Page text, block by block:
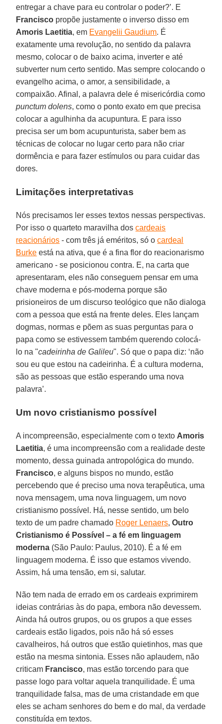
entregar a chave para eu controlar o poder?’. E
Francisco propõe justamente o inverso disso em
Amoris Laetitia, em Evangelii Gaudium. É
exatamente uma revolução, no sentido da palavra
mesmo, colocar o de baixo acima, inverter e até
subverter num certo sentido. Mas sempre colocando o
evangelho acima, o amor, a sensibilidade, a
compaixão. Afinal, a palavra dele é misericórdia como
punctum dolens, como o ponto exato em que precisa
colocar a agulhinha da acupuntura. E para isso
precisa ser um bom acupunturista, saber bem as
técnicas de colocar no lugar certo para não criar
dormência e para fazer estímulos ou para cuidar das
dores.
Limitações interpretativas
Nós precisamos ler esses textos nessas perspectivas.
Por isso o quarteto maravilha doscardeais
reacionários - com três já eméritos, só o cardeal
Burke está na ativa, que é a fina flor do reacionarismo
americano - se posicionou contra. E, na carta que
apresentaram, eles não conseguem pensar em uma
chave moderna e pós-moderna porque são
prisioneiros de um discurso teológico que não dialoga
com a pessoa que está na frente deles. Eles lançam
dogmas, normas e põem as suas perguntas para o
papa como se estivessem também querendo colocá-
lo na "cadeirinha de Galileu". Só que o papa diz: ‘não
sou eu que estou na cadeirinha. É a cultura moderna,
são as pessoas que estão esperando uma nova
palavra’.
Um novo cristianismo possível
A incompreensão, especialmente com o texto Amoris
Laetitia, é uma incompreensão com a realidade deste
momento, dessa guinada antropológica do mundo.
Francisco, e alguns bispos no mundo, estão
percebendo que é preciso uma nova terapêutica, uma
nova mensagem, uma nova linguagem, um novo
cristianismo possível. Há, nesse sentido, um belo
texto de um padre chamado Roger Lenaers,Outro
Cristianismo é Possível – a fé em linguagem
moderna (São Paulo: Paulus, 2010). É a fé em
linguagem moderna. É isso que estamos vivendo.
Assim, há uma tensão, em si, salutar.
Não tem nada de errado em os cardeais exprimirem
ideias contrárias às do papa, embora não devessem.
Ainda há outros grupos, ou os grupos a que esses
cardeais estão ligados, pois não há só esses
cavalheiros, há outros que estão quietinhos, mas que
estão na mesma sintonia. Esses não aplaudem, não
criticam Francisco, mas estão torcendo para que
passe logo para voltar aquela tranquilidade. É uma
tranquilidade falsa, mas de uma cristandade em que
eles se acham senhores do bem e do mal, da verdade
constituída em textos.